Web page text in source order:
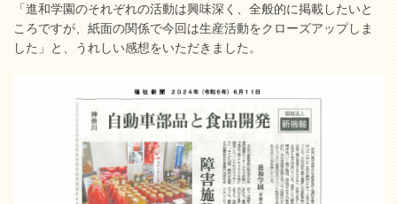
「進和学園のそれぞれの活動は興味深く、全般的に掲載したいと
ころですが、紙面の関係で今回は生産活動をクローズアップしま
した」と、うれしい感想をいただきました。